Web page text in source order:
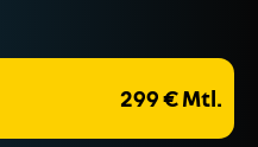
299 € Mtl.